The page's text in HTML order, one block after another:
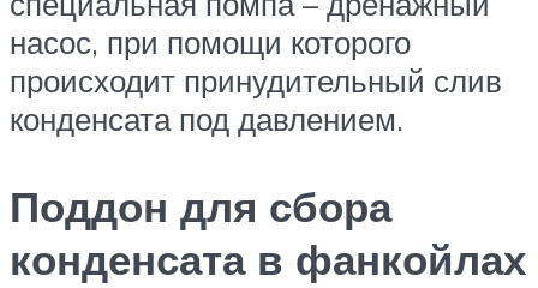
насос, при помощи которого
происходит принудительный слив
конденсата под давлением.
Поддон для сбора
конденсата в фанкойлах